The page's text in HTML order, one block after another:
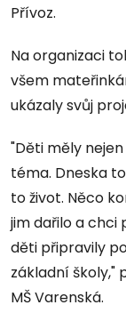
Přívoz.
Na organizaci
všem
ukázaly svůj
"Děti měly
téma. Dneska
to život. Něco
jim dařilo a chci
děti připravily
základní školy,"
MŠ Varenská.